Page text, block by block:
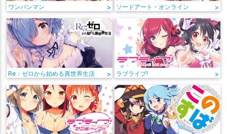
ワンパンマン > ソードアート・オンライン >
Re：ゼロから始める異世界生活 > ラブライブ! >